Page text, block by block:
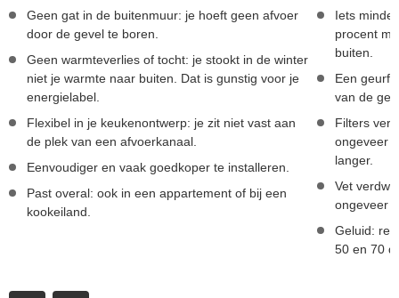
Geen gat in de buitenmuur: je hoeft geen afvoer
door de gevel te boren.
Geen warmteverlies of tocht: je stookt in de winter
niet je warmte naar buiten. Dat is gunstig voor je
energielabel.
Flexibel in je keukenontwerp: je zit niet vast aan
de plek van een afvoerkanaal.
Eenvoudiger en vaak goedkoper te installeren.
Past overal: ook in een appartement of bij een
kookeiland.
Iets
procent
buiten.
Een
van de
Filters
ongeveer
langer.
Vet
ongeveer
Geluid:
50 en 70